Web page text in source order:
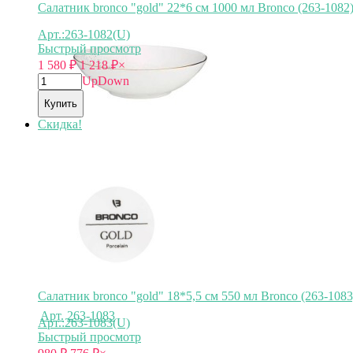
Салатник bronco "gold" 22*6 см 1000 мл Bronco (263-1082)
Арт.:263-1082(U)
Быстрый просмотр
1 580 ₽ 1 218₽×
UpDown
Купить
Скидка!
Салатник bronco "gold" 18*5,5 см 550 мл Bronco (263-
Арт.:263-1083(U)
Быстрый просмотр